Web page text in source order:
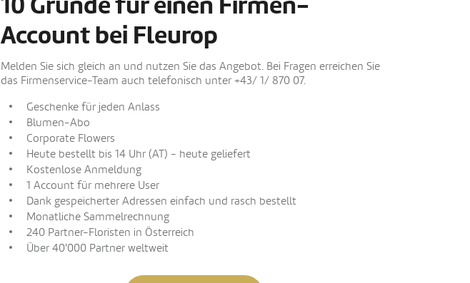
Account bei Fleurop
Melden Sie sich gleich an und nutzen Sie das Angebot. Bei Fragen erreichen Sie
das Firmenservice-Team auch telefonisch unter +43/ 1/ 870 07.
Geschenke für jeden Anlass
Blumen-Abo
Corporate Flowers
Heute bestellt bis 14 Uhr (AT) - heute geliefert
Kostenlose Anmeldung
1 Account für mehrere User
Dank gespeicherter Adressen einfach und rasch bestellt
Monatliche Sammelrechnung
240 Partner-Floristen in Österreich
Über 40'000 Partner weltweit